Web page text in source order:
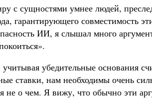
с сущностями умнее людей,
гарантирующего совместимость
ИИ, я слышал много
убедительные основания
ставки, нам необходимы очень
не о чем. Я вижу, что обычно эти